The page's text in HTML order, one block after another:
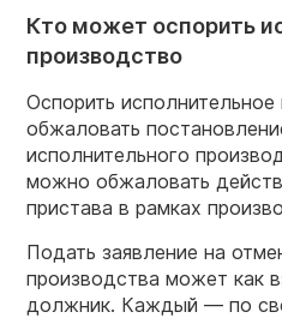
Кто может оспорить
производство
Оспорить
обжаловать
исполнительного
можно обжаловать
пристава в рамках
Подать заявление на
производства может как
должник. Каждый — по